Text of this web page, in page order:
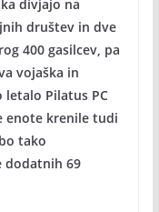
divjajo na
društev in dve
400 gasilcev, pa
vojaška in
Pilatus PC
enote krenile tudi
tako
dodatnih 69